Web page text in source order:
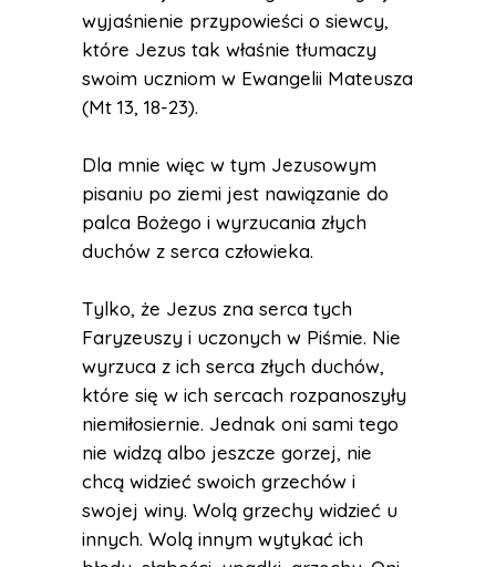
wyjaśnienie przypowieści o siewcy,
które Jezus tak właśnie tłumaczy
swoim uczniom w Ewangelii Mateusza
(Mt 13, 18-23).
Dla mnie więc w tym Jezusowym
pisaniu po ziemi jest nawiązanie do
palca Bożego i wyrzucania złych
duchów z serca człowieka.
Tylko, że Jezus zna serca tych
Faryzeuszy i uczonych w Piśmie. Nie
wyrzuca z ich serca złych duchów,
które się w ich sercach rozpanoszyły
niemiłosiernie. Jednak oni sami tego
nie widzą albo jeszcze gorzej, nie
chcą widzieć swoich grzechów i
swojej winy. Wolą grzechy widzieć u
innych. Wolą innym wytykać ich